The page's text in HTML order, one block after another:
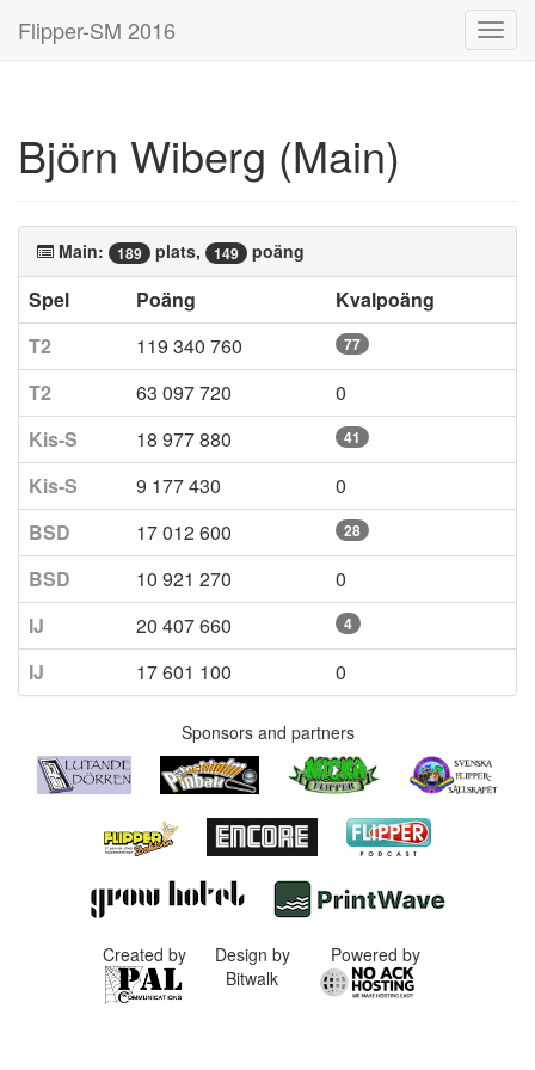
Flipper-SM 2016
Björn Wiberg (Main)
Main: 189 plats, 149 poäng
Spel Poäng
Kvalpoäng
T2
119 340 760 77
T2 63 097 720
0
Kis-S
18 977 880 41
Kis-S 9 177 430
0
BSD
17 012 600 28
BSD 10 921 270
0
IJ
20 407 660 4
IJ 17 601 100 0
Sponsors and partners
Created by
Design by
Bitwalk
Powered by